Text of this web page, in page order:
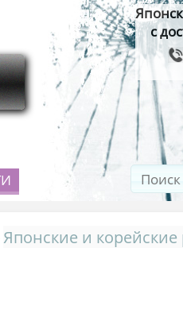
с
Японские и